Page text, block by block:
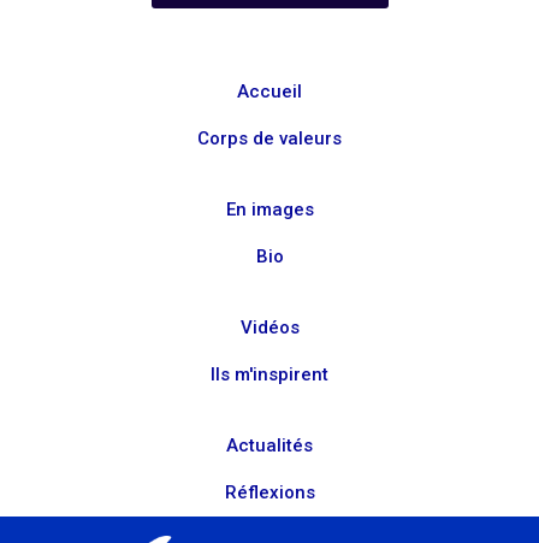
Accueil
Corps de valeurs
En images
Bio
Vidéos
Ils m'inspirent
Actualités
Réflexions